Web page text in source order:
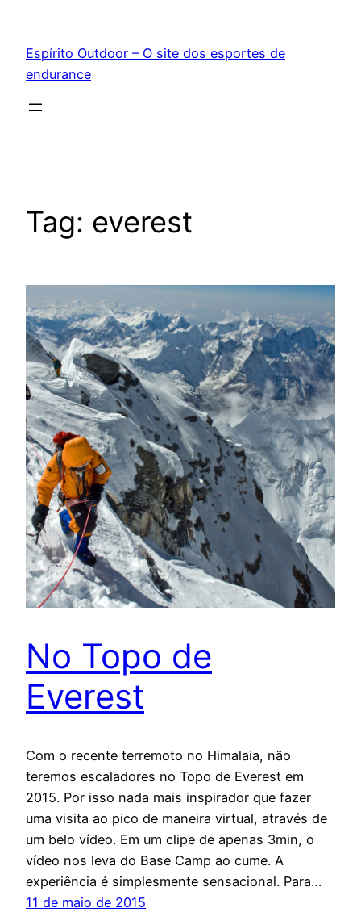
conteúdo
Espírito Outdoor – O site dos esportes de
endurance
Tag: everest
No Topo de
Everest
Com o recente terremoto no Himalaia, não
teremos escaladores no Topo de Everest em
2015. Por isso nada mais inspirador que fazer
uma visita ao pico de maneira virtual, através de
um belo vídeo. Em um clipe de apenas 3min, o
vídeo nos leva do Base Camp ao cume. A
experiência é simplesmente sensacional. Para…
11 de maio de 2015